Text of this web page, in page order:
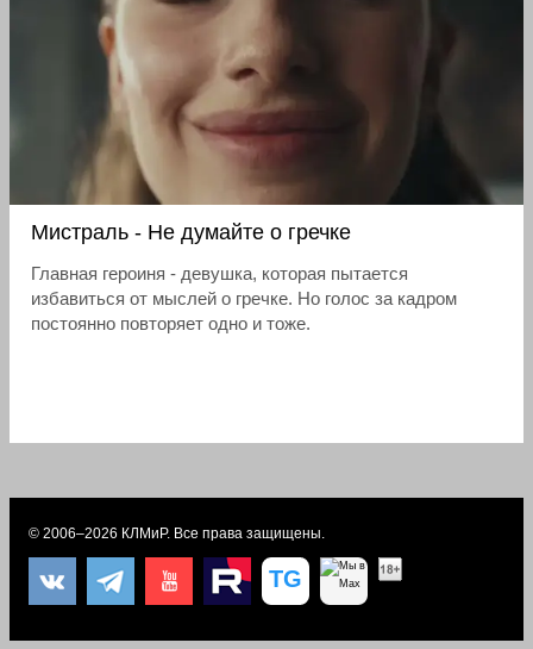
Мистраль - Не думайте о гречке
Главная героиня - девушка, которая пытается
избавиться от мыслей о гречке. Но голос за кадром
постоянно повторяет одно и тоже.
© 2006–2026 КЛМиP. Все права защищены.